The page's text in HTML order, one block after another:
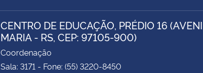
CENTRO DE EDUCAÇÃO, PRÉDIO 16
MARIA - RS, CEP: 97105-900)
Coordenação
Sala: 3171 - Fone: (55) 3220-8450